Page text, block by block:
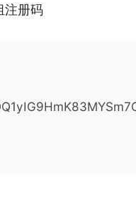
注册码